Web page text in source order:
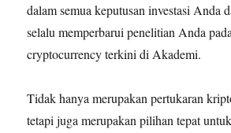
dalam semua keputusan investasi Anda
selalu memperbarui penelitian Anda
cryptocurrency terkini di Akademi.
Tidak hanya merupakan pertukaran
tetapi juga merupakan pilihan tepat